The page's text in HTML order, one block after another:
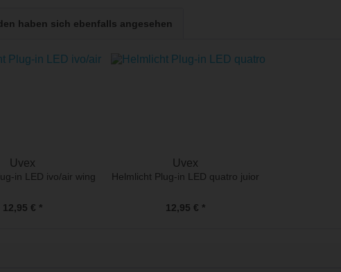
haben sich ebenfalls angesehen
Uvex
in LED ivo/air wing
12,95 € *
Uvex
Helmlicht Plug-in LED quatro juior
12,95 € *